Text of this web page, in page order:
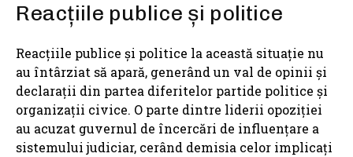
Reacțiile publice și politice
Reacțiile publice și politice la această situație nu
au întârziat să apară, generând un val de opinii și
declarații din partea diferitelor partide politice și
organizații civice. O parte dintre liderii opoziției
au acuzat guvernul de încercări de influențare a
sistemului judiciar, cerând demisia celor implicați